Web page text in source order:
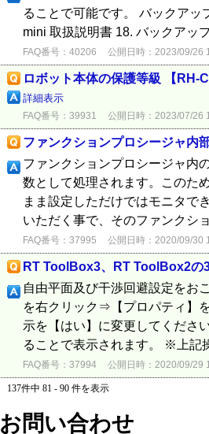
ることで可能です。 バックアッ
mini 取扱説明書 18. バックアッ
FAQ番号：40206 公開日時：2023/09/26
ロボット本体の保護等級 【RH-
詳細表示
FAQ番号：39931 公開日時：2023/07/26
ファンクションプロシージャ内
ファンクションプロシージャ内
数として処理されます。このた
まま設定しただけではモニタで
いただく事で、そのファンクシ
FAQ番号：37995 公開日時：2020/09/30
RT ToolBox3、RT ToolBox2の
自由平面及び干渉回避設定をお
を右クリック⇒【プロパティ】
示を【はい】に変更してくださ
ることで表示されます。 ※上記
FAQ番号：37994 公開日時：2020/09/29
137件中 81 - 90 件を表示
お問い合わせ